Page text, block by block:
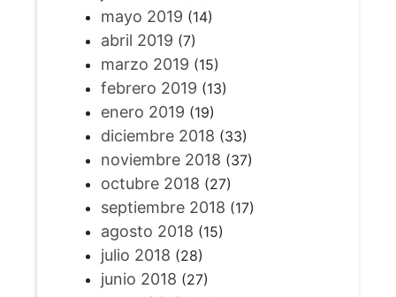
mayo 2019 (14)
abril 2019 (7)
marzo 2019 (15)
febrero 2019 (13)
enero 2019 (19)
diciembre 2018 (33)
noviembre 2018 (37)
octubre 2018 (27)
septiembre 2018 (17)
agosto 2018 (15)
julio 2018 (28)
junio 2018 (27)